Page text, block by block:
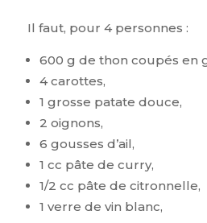
Il faut, pour 4 personnes :
600 g de thon coupés en
4 carottes,
1 grosse patate douce,
2 oignons,
6 gousses d’ail,
1 cc pâte de curry,
1/2 cc pâte de citronnelle,
1 verre de vin blanc,